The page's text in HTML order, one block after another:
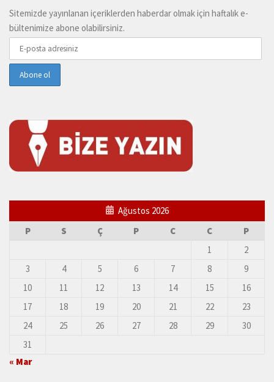
Sitemizde yayınlanan içeriklerden haberdar olmak için haftalık e-
bültenimize abone olabilirsiniz.
Ağustos 2026
P
S Ç P C C
P
1
2
3
4 5 6 7 8
9
10
11 12 13 14 15
16
17
18 19 20 21 22
23
24
25 26 27 28 29
30
31
« Mar